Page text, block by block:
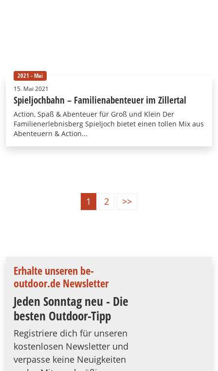
2021 - Mai
15. Mai 2021
Spieljochbahn – Familienabenteuer im Zillertal
Action, Spaß & Abenteuer für Groß und Klein Der
Familienerlebnisberg Spieljoch bietet einen tollen Mix aus
Abenteuern & Action...
1 2 >>
Erhalte unseren be-
outdoor.de Newsletter
Jeden Sonntag neu - Die
besten Outdoor-Tipp
Registriere dich für unseren
kostenlosen Newsletter und
verpasse keine Neuigkeiten